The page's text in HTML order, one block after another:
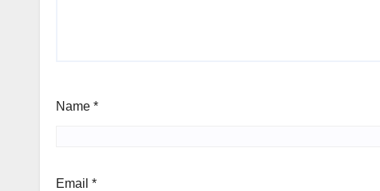
Name *
Email *